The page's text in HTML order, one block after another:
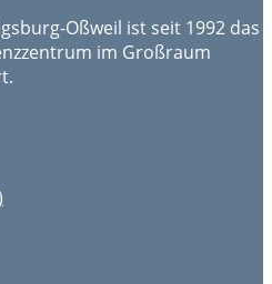
Oßweil ist seit 1992 das
im Großraum